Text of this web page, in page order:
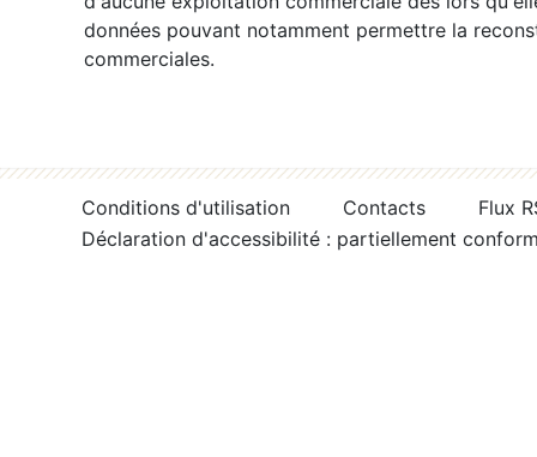
données pouvant notamment permettre la
commerciales.
Conditions d'utilisation Contacts
Flux
Déclaration d'accessibilité : partiellement